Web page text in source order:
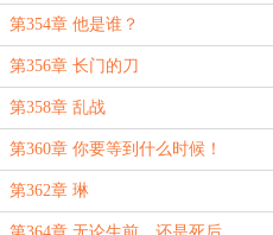
第354章 他是谁？
第356章 长门的刀
第358章 乱战
第360章 你要等到什么时候！
第362章 琳